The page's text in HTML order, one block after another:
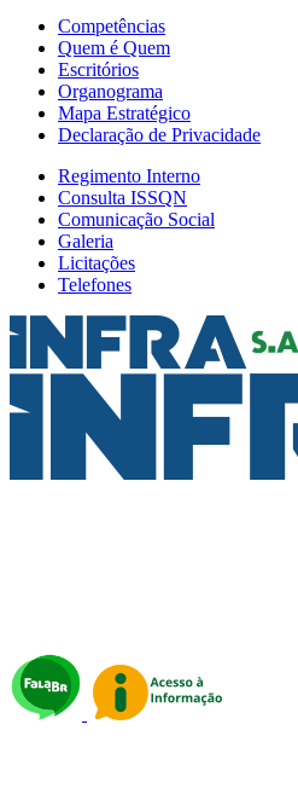
Competências
Quem é Quem
Escritórios
Organograma
Mapa Estratégico
Declaração de Privacidade
Regimento Interno
Consulta ISSQN
Comunicação Social
Galeria
Licitações
Telefones